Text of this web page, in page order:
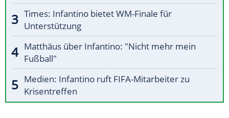
Times: Infantino bietet WM-Finale für
Unterstützung
Matthäus über Infantino: "Nicht mehr mein
Fußball"
Medien: Infantino ruft FIFA-Mitarbeiter zu
Krisentreffen